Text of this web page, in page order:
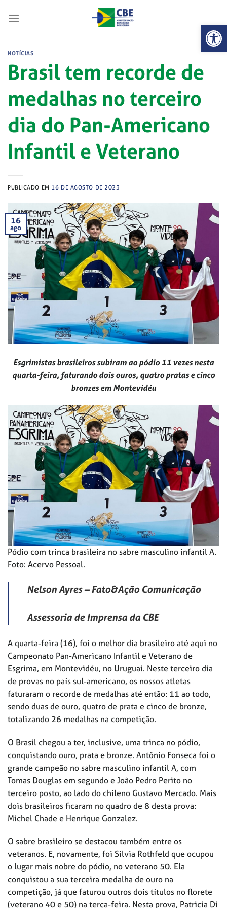
Abrir
NOTÍCIAS
Brasil tem recorde de
medalhas no terceiro
dia do Pan-Americano
Infantil e Veterano
PUBLICADO EM 16 DE AGOSTO DE 2023
16
ago
Esgrimistas brasileiros subiram ao pódio 11 vezes nesta
quarta-feira, faturando dois ouros, quatro pratas e cinco
bronzes em Montevidéu
Pódio com trinca brasileira no sabre masculino infantil A.
Foto: Acervo Pessoal.
Nelson Ayres – Fato&Ação Comunicação
Assessoria de Imprensa da CBE
A quarta-feira (16), foi o melhor dia brasileiro até aqui no
Campeonato Pan-Americano Infantil e Veterano de
Esgrima, em Montevidéu, no Uruguai. Neste terceiro dia
de provas no país sul-americano, os nossos atletas
faturaram o recorde de medalhas até então: 11 ao todo,
sendo duas de ouro, quatro de prata e cinco de bronze,
totalizando 26 medalhas na competição.
O Brasil chegou a ter, inclusive, uma trinca no pódio,
conquistando ouro, prata e bronze. Antônio Fonseca foi o
grande campeão no sabre masculino infantil A, com
Tomas Douglas em segundo e João Pedro Perito no
terceiro posto, ao lado do chileno Gustavo Mercado. Mais
dois brasileiros ficaram no quadro de 8 desta prova:
Michel Chade e Henrique Gonzalez.
O sabre brasileiro se destacou também entre os
veteranos. E, novamente, foi Silvia Rothfeld que ocupou
o lugar mais nobre do pódio, no veterano 50. Ela
conquistou a sua terceira medalha de ouro na
competição, já que faturou outros dois títulos no florete
(veterano 40 e 50) na terça-feira. Nesta prova, Patricia Di